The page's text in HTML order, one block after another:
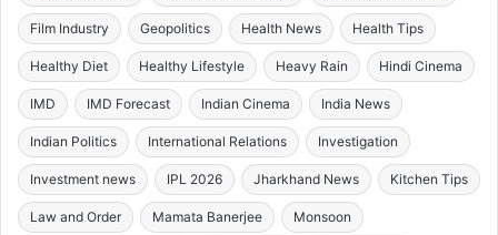
Film Industry Geopolitics Health News Health Tips
Healthy Diet Healthy Lifestyle Heavy Rain Hindi Cinema
IMD IMD Forecast Indian Cinema India News
Indian Politics International Relations Investigation
Investment news IPL 2026 Jharkhand News Kitchen Tips
Law and Order Mamata Banerjee Monsoon